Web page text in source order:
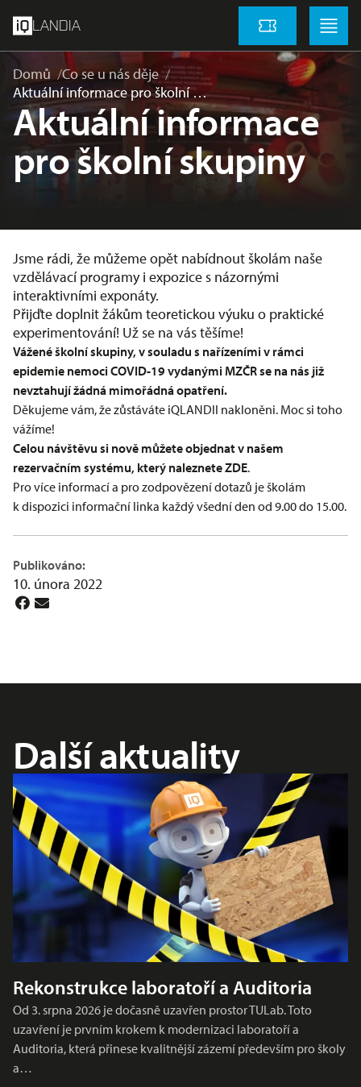
LANDIA Vstupenky
Menu
Domů
Co se u nás děje
Aktuální informace pro školní …
Aktuální informace
pro školní skupiny
Jsme rádi, že můžeme opět nabídnout školám naše
vzdělávací programy i expozice s názornými
interaktivními exponáty.
Přijďte doplnit žákům teoretickou výuku o praktické
experimentování! Už se na vás těšíme!
Vážené školní skupiny, v souladu s nařízeními v rámci
epidemie nemoci COVID-19 vydanými MZČR se na nás již
nevztahují žádná mimořádná opatření.
Děkujeme vám, že zůstáváte iQLANDII nakloněni. Moc si toho
vážíme!
Celou návštěvu si nově můžete objednat v našem
rezervačním systému, který nalezneteZDE.
Pro více informací a pro zodpovězení dotazů je školám
k dispozici informační linka každý všední den od 9.00 do 15.00.
Publikováno:
10. února 2022
Další aktuality
Rekonstrukce laboratoří a Auditoria
Od 3. srpna 2026 je dočasně uzavřen prostor TULab. Toto
uzavření je prvním krokem k modernizaci laboratoří a
Auditoria, která přinese kvalitnější zázemí především pro školy
a…